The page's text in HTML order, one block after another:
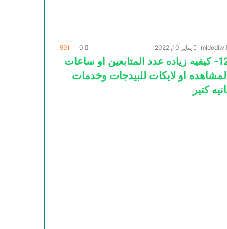
midodiw يناير 10, 2022 0
591
12- كيفيه زياده عدد المتابعين او ساعات
المشاهده او لايكات للبيدجات وخدمات
كتير